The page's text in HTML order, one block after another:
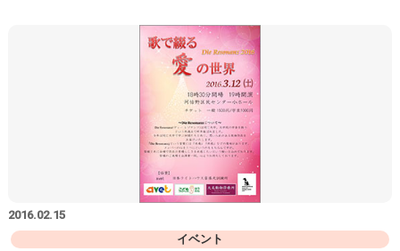
2016.02.15
イベント